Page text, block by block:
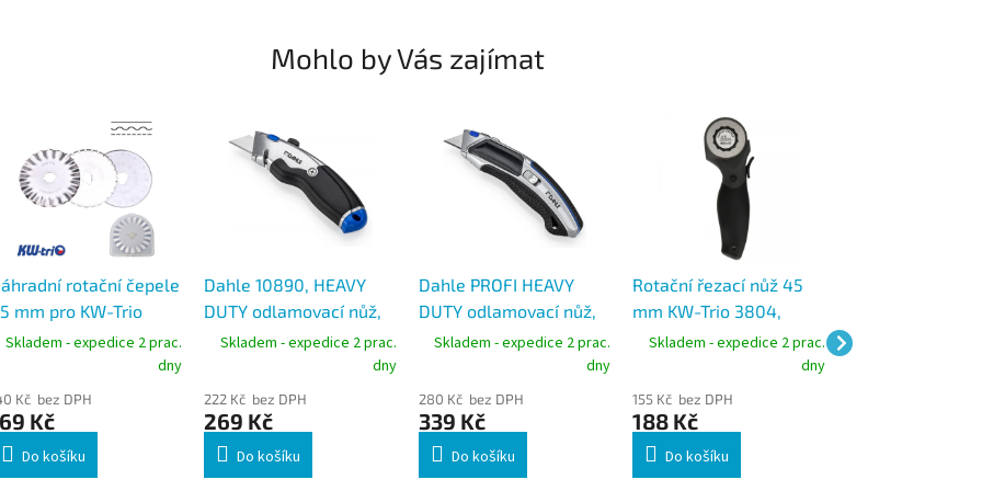
Mohlo by Vás zajímat
rotační čepele
mm pro KW-Trio
3804, sada 3 ks (rovný,
vlnkový, perforovaný)
Skladem - expedice 2 prac.
dny
Kč bez DPH
Kč
Do košíku
Dahle 10890, HEAVY
DUTY odlamovací nůž,
celokovové pouzdro,
Skladem - expedice 2 prac.
dny
222 Kč bez DPH
269 Kč
Do košíku
Dahle PROFI HEAVY
DUTY odlamovací nůž,
celokovové pouzdro,
Skladem - expedice 2 prac.
dny
280 Kč bez DPH
339 Kč
Do košíku
Rotační řezací nůž 45
mm KW-Trio 3804,
ruční kotoučový řezač
Skladem - expedice 2 prac.
dny
155 Kč bez DPH
188 Kč
Do košíku
pro kreativní